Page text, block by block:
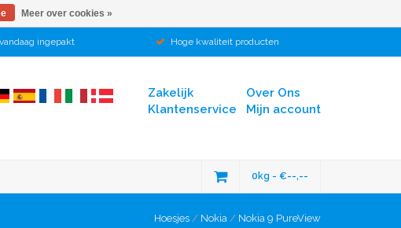
ingepakt Hoge kwaliteit producten
Over Ons
Mijn account
Zakelijk
Klantenservice
0kg - €--,--
Hoesjes / Nokia / Nokia 9 PureView
Meer over cookies »